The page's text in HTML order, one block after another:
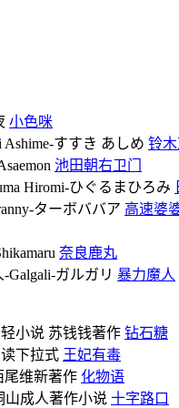
小色咪
铃
池田朝右卫门
高速婆
奈良鹿丸
暴力魔人
钻石糖
王妃有毒
化物语
十字路口